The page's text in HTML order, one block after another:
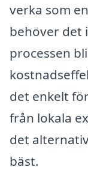
verka som
behöver det
processen
det enkelt
från lokala
det
bäst.